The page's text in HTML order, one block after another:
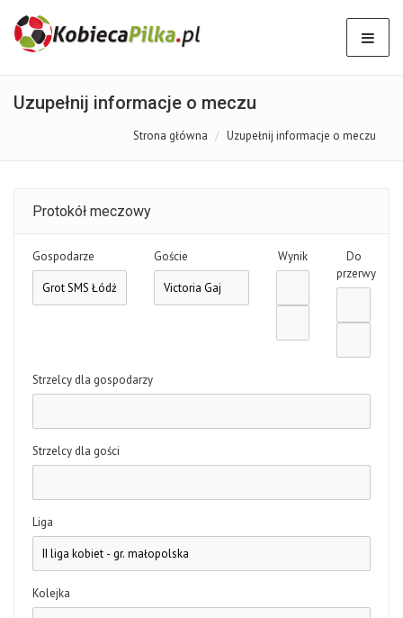
Uzupełnij informacje o meczu
Strona główna Uzupełnij informacje o meczu
Protokół meczowy
Gospodarze Goście Wynik
Do
przerwy
Strzelcy dla gospodarzy
Strzelcy dla gości
Liga
Kolejka